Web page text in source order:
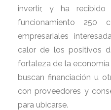
invertir, y ha
funcionamiento 250
empresariales
calor de los positivos
fortaleza de la
buscan financiación u
con proveedores y
para ubicarse.